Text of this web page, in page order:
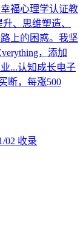
福心理学认证教
、思维塑造、
上的困惑。我坚
，添加
...认知成长电子
断，每涨500
02 收录